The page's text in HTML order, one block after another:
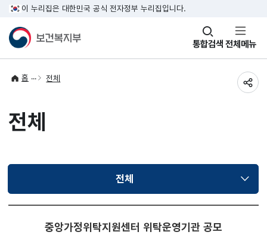
이 누리집은 대한민국 공식 전자정부 누리집입니다.
통합검색
창
열기 전체메뉴
홈 전체
전체
전체선택됨
중앙가정위탁지원센터 위탁운영기관 공모